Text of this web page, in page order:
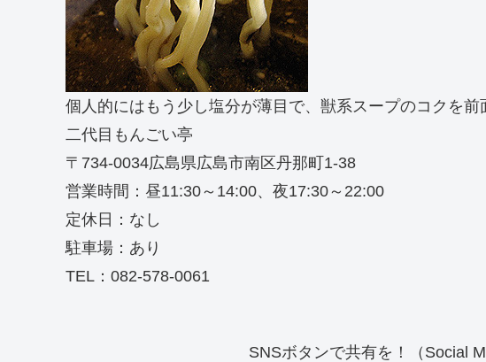
個人的にはもう少し塩分が薄目で、獣系スープのコクを前
二代目もんごい亭
〒734-0034広島県広島市南区丹那町1-38
営業時間：昼11:30～14:00、夜17:30～22:00
定休日：なし
駐車場：あり
TEL：082-578-0061
SNSボタンで共有を！（Social